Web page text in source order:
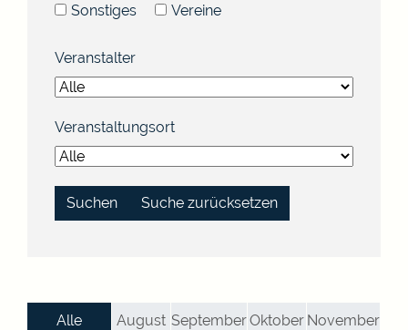
Sonstiges
Vereine
Veranstalter
Veranstaltungsort
Suche zurücksetzen
Alle August SeptemberOktober November